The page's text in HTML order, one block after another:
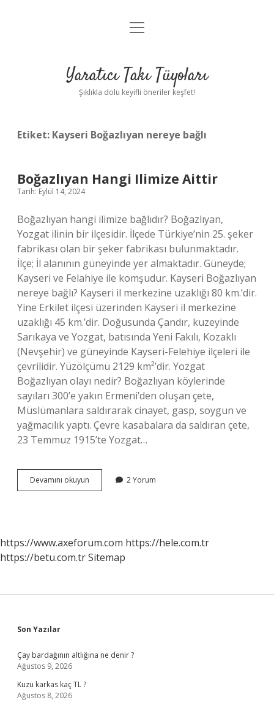
Anasayfa
Yasal Uyarı
menüyü
Yaratıcı Takı Tüyoları
Şıklıkla dolu keyifli öneriler keşfet!
Etiket: Kayseri Boğazlıyan nereye bağlı
Boğazlıyan Hangi Ilimize Aittir
Tarih: Eylül 14, 2024
Boğazlıyan hangi ilimize bağlıdır? Boğazlıyan,
Yozgat ilinin bir ilçesidir. İlçede Türkiye’nin 25. şeker
fabrikası olan bir şeker fabrikası bulunmaktadır.
İlçe; İl alanının güneyinde yer almaktadır. Güneyde;
Kayseri ve Felahiye ile komşudur. Kayseri Boğazlıyan
nereye bağlı? Kayseri il merkezine uzaklığı 80 km.’dir.
Yine Erkilet ilçesi üzerinden Kayseri il merkezine
uzaklığı 45 km.’dir. Doğusunda Çandır, kuzeyinde
Sarıkaya ve Yozgat, batısında Yeni Fakılı, Kozaklı
(Nevşehir) ve güneyinde Kayseri-Felehiye ilçeleri ile
çevrilidir. Yüzölçümü 2129 km²’dir. Yozgat
Boğazlıyan olayı nedir? Boğazlıyan köylerinde
sayıları 300’e yakın Ermeni’den oluşan çete,
Müslümanlara saldırarak cinayet, gasp, soygun ve
yağmacılık yaptı. Çevre kasabalara da saldıran çete,
23 Temmuz 1915’te Yozgat…
Devamını okuyun Boğazlıyan
Hangi
2 Yorum
https://www.axeforum.com https://hele.com.tr
https://betu.com.trSitemap
Sidebar
Son Yazılar
Çay bardağının altlığına ne denir ?
Ağustos 9, 2026
Kuzu karkas kaç TL ?
Ağustos 8, 2026